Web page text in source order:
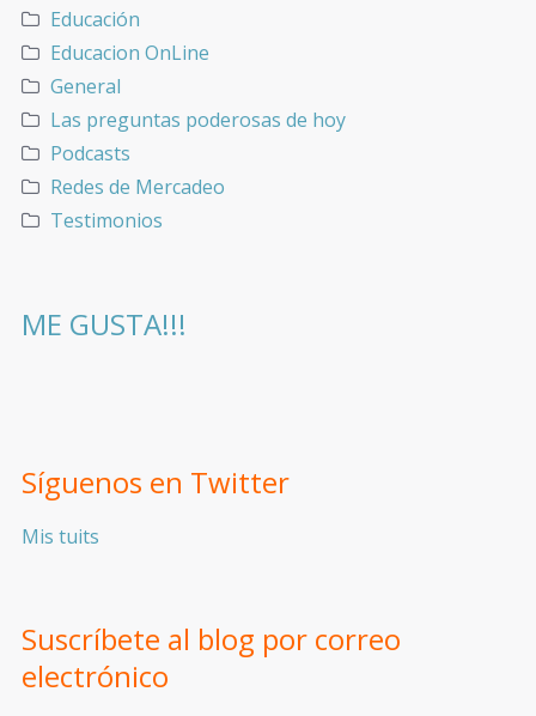
Educación
Educacion OnLine
General
Las preguntas poderosas de hoy
Podcasts
Redes de Mercadeo
Testimonios
ME GUSTA!!!
Síguenos en Twitter
Mis tuits
Suscríbete al blog por correo
electrónico